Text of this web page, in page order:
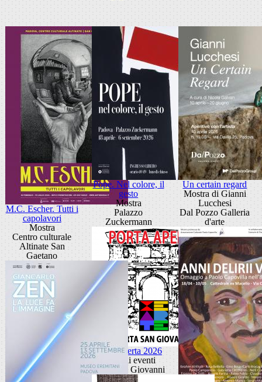
M.C. Escher. Tutti i
capolavori
Mostra
Centro culturale
Altinate San
Gaetano
Pope. Nel colore, il
gesto
Mostra
Palazzo
Zuckermann
Un certain regard
Mostra di Gianni
Lucchesi
Dal Pozzo Galleria
d'arte
Porta Aperta 2026
Ciclo di eventi
Porta San Giovanni